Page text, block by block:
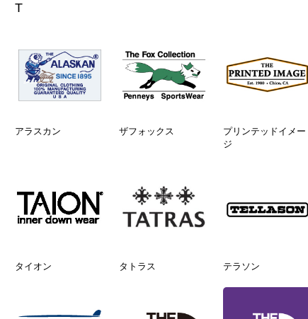
T
アラスカン ザフォックス
プリンテッドイメー
ジ
タイオン タトラス テラソン